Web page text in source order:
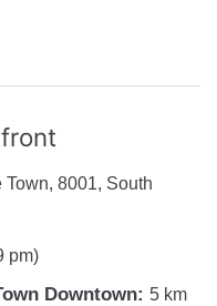
Town, 8001, South
pm)
Downtown: 5 km